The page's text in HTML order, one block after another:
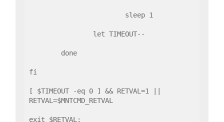
sleep 1
let TIMEOUT--
done
fi
[ $TIMEOUT -eq 0 ] && RETVAL=1 ||
RETVAL=$MNTCMD_RETVAL
exit $RETVAL;